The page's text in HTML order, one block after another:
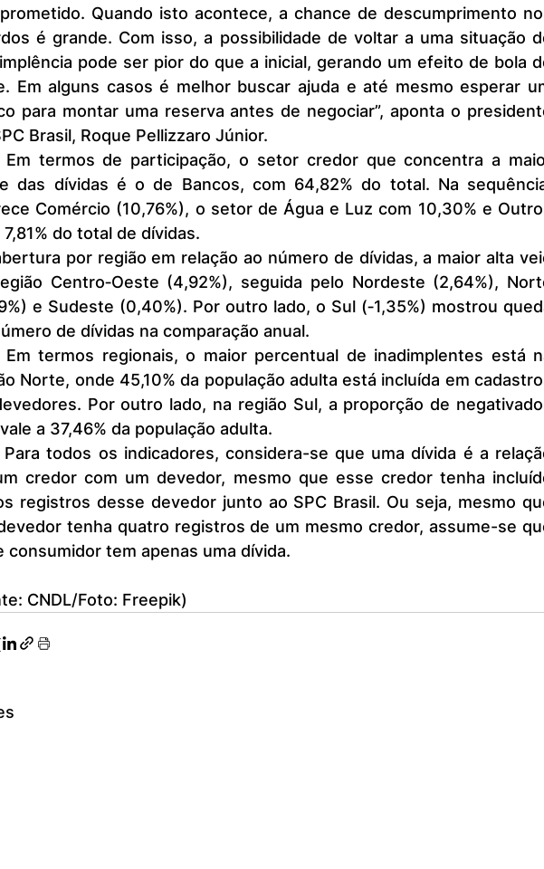
Quando isto acontece, a chance de descumprimento
é grande. Com isso, a possibilidade de voltar a uma situação
pode ser pior do que a inicial, gerando um efeito de bola
Em alguns casos é melhor buscar ajuda e até mesmo esperar
para montar uma reserva antes de negociar”, aponta o
Brasil, Roque Pellizzaro Júnior.
das dívidas é o de Bancos, com 64,82% do total. Na
Comércio (10,76%), o setor de Água e Luz com 10,30% e
do total de dívidas.
por região em relação ao número de dívidas, a maior alta
Centro‐Oeste (4,92%), seguida pelo Nordeste (2,64%),
e Sudeste (0,40%). Por outro lado, o Sul (‐1,35%) mostrou
de dívidas na comparação anual.
Norte, onde 45,10% da população adulta está incluída em
Por outro lado, na região Sul, a proporção de
a 37,46% da população adulta.
credor com um devedor, mesmo que esse credor tenha
registros desse devedor junto ao SPC Brasil. Ou seja, mesmo
tenha quatro registros de um mesmo credor, assume-se
consumidor tem apenas uma dívida.
CNDL/Foto: Freepik)